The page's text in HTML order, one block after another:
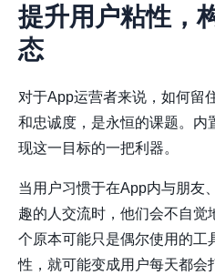
提升用户粘性，
态
对于App运营者来说，如何留
和忠诚度，是永恒的课题。内
现这一目标的一把利器。
当用户习惯于在App内与朋友
趣的人交流时，他们会不自觉
个原本可能只是偶尔使用的工
性，就可能变成用户每天都会